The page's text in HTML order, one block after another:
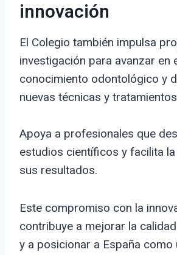
innovación
El Colegio también impulsa
investigación para avanzar en
conocimiento odontológico y
nuevas técnicas y
Apoya a profesionales que
estudios científicos y facilita
sus resultados.
Este compromiso con la
contribuye a mejorar la
y a posicionar a España como